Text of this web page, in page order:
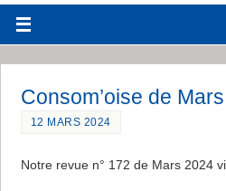
Consom’oise de
12 MARS 2024
Notre revue n° 172 de Mars 2024